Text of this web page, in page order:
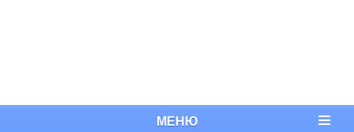
МЕНЮ